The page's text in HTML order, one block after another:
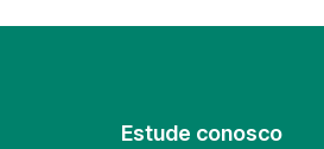
Estude conosco